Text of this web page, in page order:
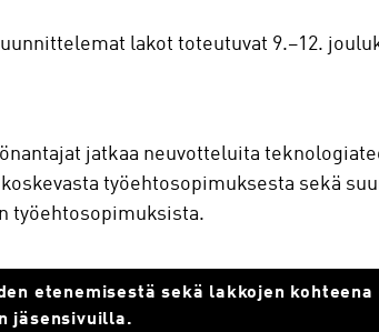
lakot toteutuvat 9.–12.
jatkaa neuvotteluita
työehtosopimuksesta sekä
työehtosopimuksista.
etenemisestä sekä lakkojen
jäsensivuilla.